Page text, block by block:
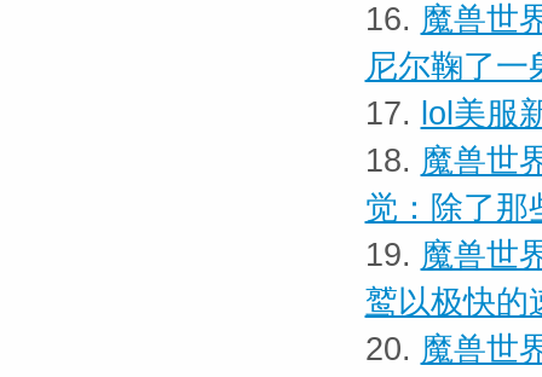
16. 魔兽世
尼尔鞠了一
17. lol美服
18. 魔兽世
觉：除了那
19. 魔兽世
鹫以极快的
20. 魔兽世